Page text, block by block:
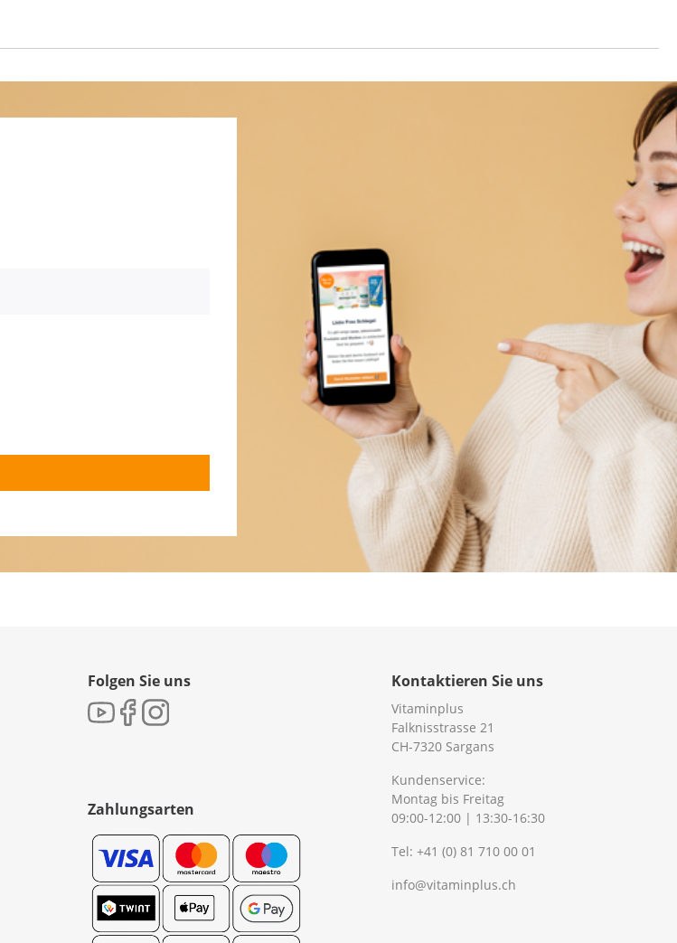
Folgen Sie uns
Zahlungsarten
Kontaktieren Sie uns
Vitaminplus
Falknisstrasse 21
CH-7320 Sargans
Kundenservice:
Montag bis Freitag
09:00-12:00 | 13:30-16:30
Tel: +41 (0) 81 710 00 01
info@vitaminplus.ch